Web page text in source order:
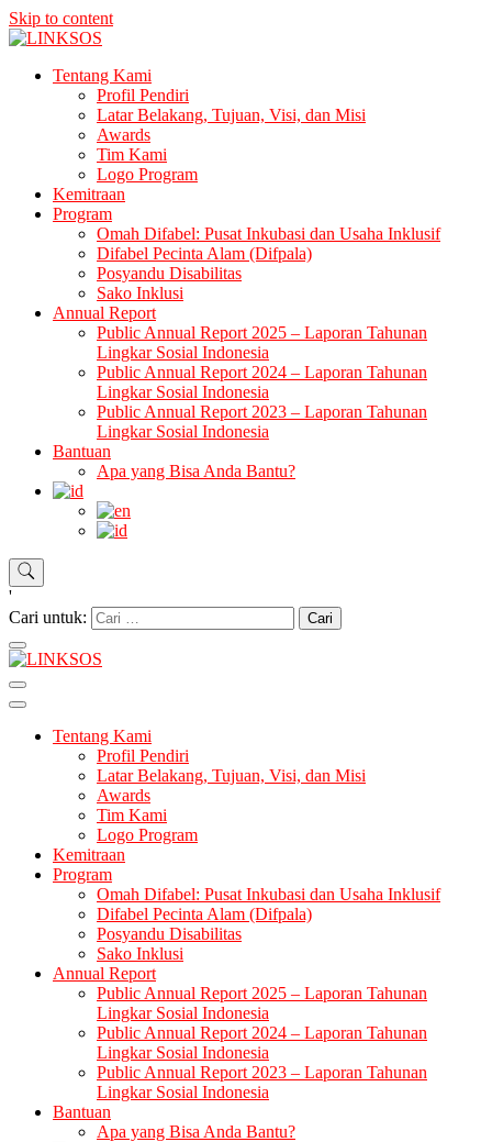
Skip to content
LINKSOSTentang Kami
Profil Pendiri
Latar Belakang, Tujuan, Visi, dan Misi
Awards
Tim Kami
Logo Program
Kemitraan
Program
Omah Difabel: Pusat Inkubasi dan Usaha Inklusif
Difabel Pecinta Alam (Difpala)
Posyandu Disabilitas
Sako Inklusi
Annual Report
Public Annual Report 2025 – Laporan Tahunan
Lingkar Sosial Indonesia
Public Annual Report 2024 – Laporan Tahunan
Lingkar Sosial Indonesia
Public Annual Report 2023 – Laporan Tahunan
Lingkar Sosial Indonesia
Bantuan
Apa yang Bisa Anda Bantu?
'
Cari untuk:
Tentang Kami
Profil Pendiri
Latar Belakang, Tujuan, Visi, dan Misi
Awards
Tim Kami
Logo Program
Kemitraan
Program
Omah Difabel: Pusat Inkubasi dan Usaha Inklusif
Difabel Pecinta Alam (Difpala)
Posyandu Disabilitas
Sako Inklusi
Annual Report
Public Annual Report 2025 – Laporan Tahunan
Lingkar Sosial Indonesia
Public Annual Report 2024 – Laporan Tahunan
Lingkar Sosial Indonesia
Public Annual Report 2023 – Laporan Tahunan
Lingkar Sosial Indonesia
Bantuan
Apa yang Bisa Anda Bantu?